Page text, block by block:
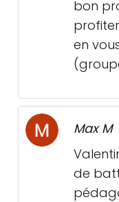
bon
en
Max M
de